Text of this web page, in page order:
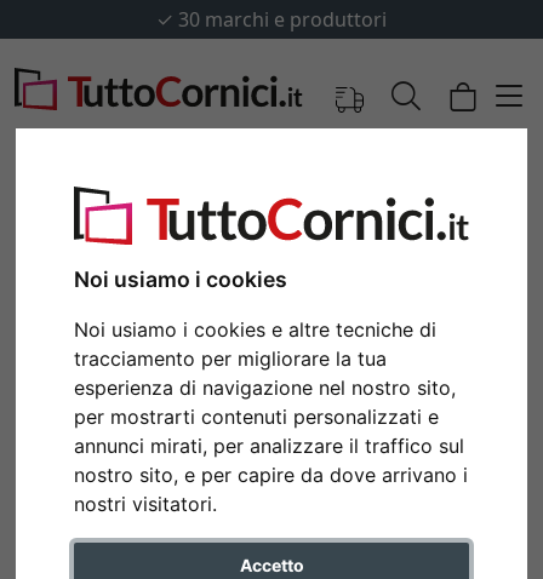
Noi usiamo i cookies
Noi usiamo i cookies e altre tecniche di
tracciamento per migliorare la tua
esperienza di navigazione nel nostro sito,
per mostrarti contenuti personalizzati e
annunci mirati, per analizzare il traffico sul
nostro sito, e per capire da dove arrivano i
nostri visitatori.
Accetto
✓ 30 marchi e produttori
Indietro